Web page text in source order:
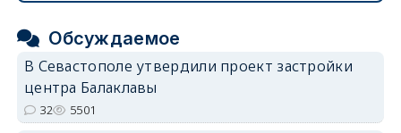
Обсуждаемое
В Севастополе утвердили проект застройки
центра Балаклавы
32 5501